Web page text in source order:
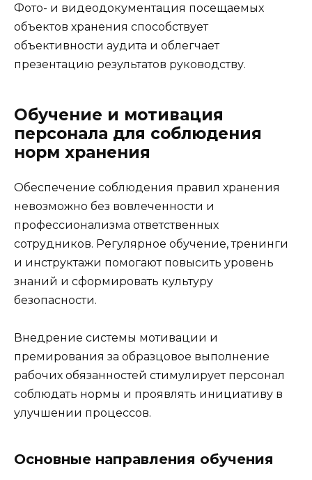
Фото- и видеодокументация посещаемых
объектов хранения способствует
объективности аудита и облегчает
презентацию результатов руководству.
Обучение и мотивация
персонала для соблюдения
норм хранения
Обеспечение соблюдения правил хранения
невозможно без вовлеченности и
профессионализма ответственных
сотрудников. Регулярное обучение, тренинги
и инструктажи помогают повысить уровень
знаний и сформировать культуру
безопасности.
Внедрение системы мотивации и
премирования за образцовое выполнение
рабочих обязанностей стимулирует персонал
соблюдать нормы и проявлять инициативу в
улучшении процессов.
Основные направления обучения